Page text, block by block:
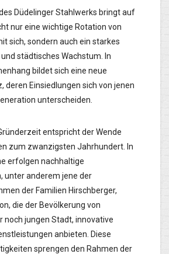
Düdelinger Stahlwerks bringt auf
nur eine wichtige Rotation von
sich, sondern auch ein starkes
städtisches Wachstum. In
bildet sich eine neue
deren Einsiedlungen sich von jenen
unterscheiden.
entspricht der Wende
zum zwanzigsten Jahrhundert. In
erfolgen nachhaltige
unter anderem jene der
der Familien Hirschberger,
die der Bevölkerung von
noch jungen Stadt, innovative
anbieten. Diese
sprengen den Rahmen der